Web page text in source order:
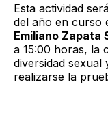
Esta actividad
del año en curso
Emiliano Zapata
a 15:00 horas, la
diversidad
realizarse la